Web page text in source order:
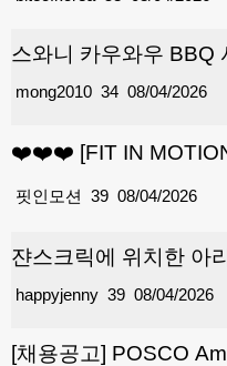
스와니 카우와우 BBQ
34
mong2010 08/04/2026
❤️❤️❤️ [FIT IN
39
핏인모션 08/04/2026
쟌스크릭에 위치한 아
39
happyjenny 08/04/2026
[채용공고] POSCO